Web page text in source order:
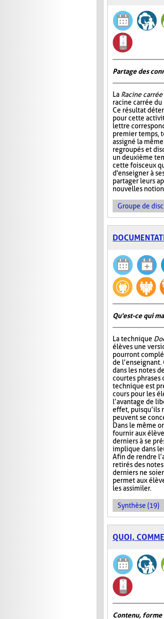
Partage des
La Racine carrée
racine carrée
Ce résultat
pour cette
lettre
premier temps,
assigné la
regroupés et
un deuxième
cette fois ceux
d'enseigner à
partager leurs
nouvelles
Groupe de
Qu'est-ce qui
La technique
élèves une
pourront
de
dans les notes
courtes phrases
technique est
cours pour les
l’avantage de
effet, puisqu’ils
peuvent se
Dans le même
fournir aux
derniers à se
implique dans
Afin de rendre
retirés des
derniers ne
permet aux
les assimiler.
Synthèse (19)
QUOI,
Contenu, forme